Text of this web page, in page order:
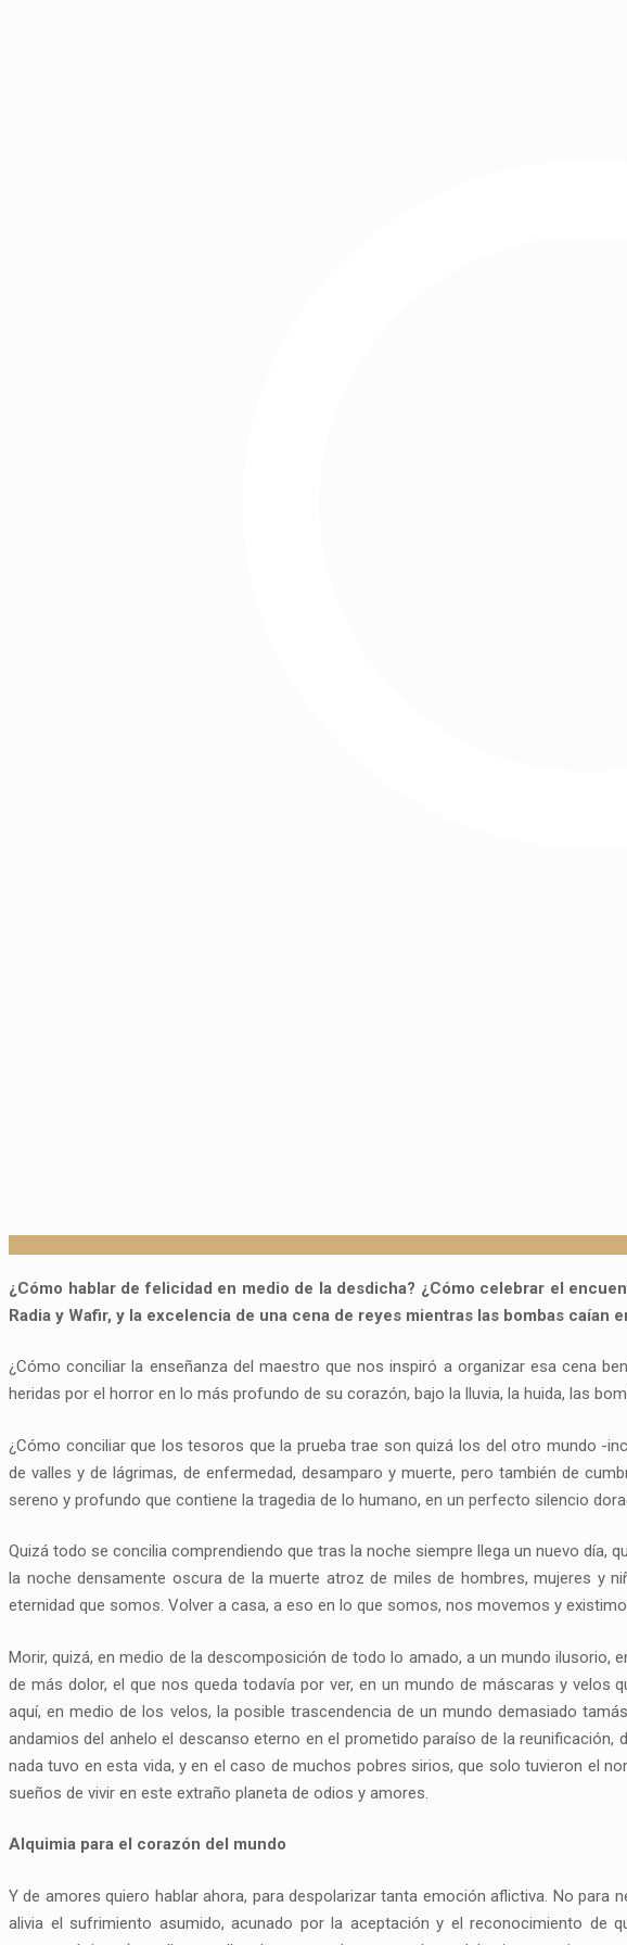
¿Cómo hablar de felicidad en medio de la desdicha? ¿Cómo celebrar el
Radia y Wafir, y la excelencia de una cena de reyes mientras las bombas caían
¿Cómo conciliar la enseñanza del maestro que nos inspiró a organizar esa cena
heridas por el horror en lo más profundo de su corazón, bajo la lluvia, la huida, las
¿Cómo conciliar que los tesoros que la prueba trae son quizá los del otro mundo -
de valles y de lágrimas, de enfermedad, desamparo y muerte, pero también de
sereno y profundo que contiene la tragedia de lo humano, en un perfecto silencio
Quizá todo se concilia comprendiendo que tras la noche siempre llega un nuevo día,
la noche densamente oscura de la muerte atroz de miles de hombres, mujeres y
eternidad que somos. Volver a casa, a eso en lo que somos, nos movemos y
Morir, quizá, en medio de la descomposición de todo lo amado, a un mundo
de más dolor, el que nos queda todavía por ver, en un mundo de máscaras y
aquí, en medio de los velos, la posible trascendencia de un mundo demasiado
andamios del anhelo el descanso eterno en el prometido paraíso de la
nada tuvo en esta vida, y en el caso de muchos pobres sirios, que solo tuvieron el
sueños de vivir en este extraño planeta de odios y amores.
Alquimia para el corazón del mundo
Y de amores quiero hablar ahora, para despolarizar tanta emoción aflictiva. No para
alivia el sufrimiento asumido, acunado por la aceptación y el reconocimiento de